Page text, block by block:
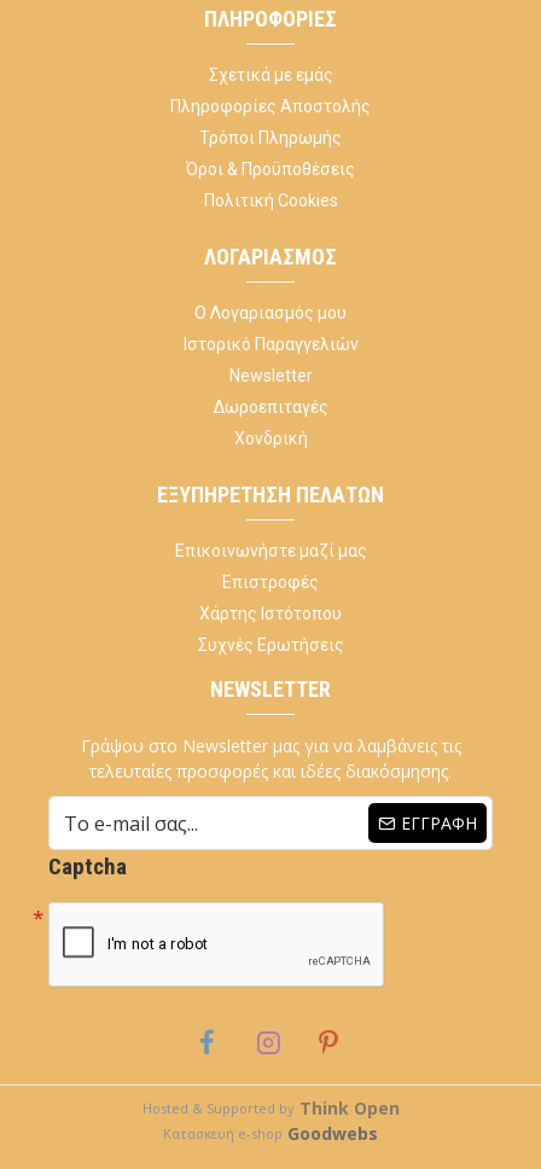
ΠΛΗΡΟΦΟΡΊΕΣ
Σχετικά με εμάς
Πληροφορίες Αποστολής
Τρόποι Πληρωμής
Όροι & Προϋποθέσεις
Πολιτική Cookies
ΛΟΓΑΡΙΑΣΜΌΣ
Ο Λογαριασμός μου
Ιστορικό Παραγγελιών
Newsletter
Δωροεπιταγές
Χονδρική
ΕΞΥΠΗΡΈΤΗΣΗ ΠΕΛΑΤΏΝ
Επικοινωνήστε μαζί μας
Επιστροφές
Χάρτης Ιστότοπου
Συχνές Ερωτήσεις
NEWSLETTER
Γράψου στο Newsletter μας για να λαμβάνεις τις
τελευταίες προσφορές και ιδέες διακόσμησης.
ΕΓΓΡΑΦΉ
Captcha
Hosted & Supported by Think Open
Κατασκευή e-shop Goodwebs